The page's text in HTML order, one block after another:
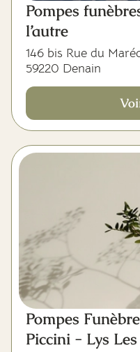
Pompes
l’autre
146 bis Rue du
59220 Denain
Pompes
Piccini - Lys